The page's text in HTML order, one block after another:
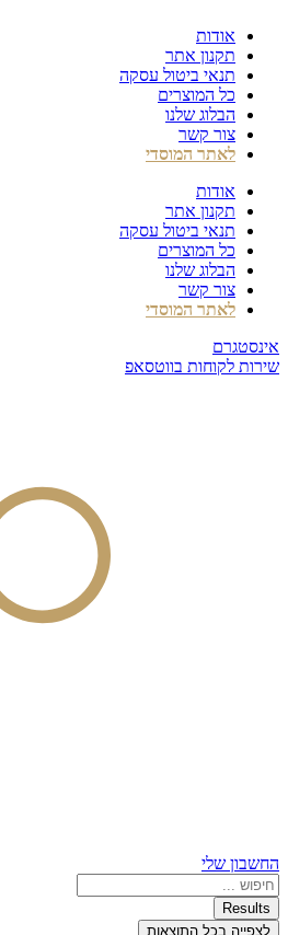
לתוכן
אודות
תקנון אתר
תנאי ביטול עסקה
כל המוצרים
הבלוג שלנו
צור קשר
לאתר המוסדי
אודות
תקנון אתר
תנאי ביטול עסקה
כל המוצרים
הבלוג שלנו
צור קשר
לאתר המוסדי
אינסטגרם
שירות לקוחות בווטסאפ
החשבון שלי
Search
...
Results
לצפייה בכל התוצאות